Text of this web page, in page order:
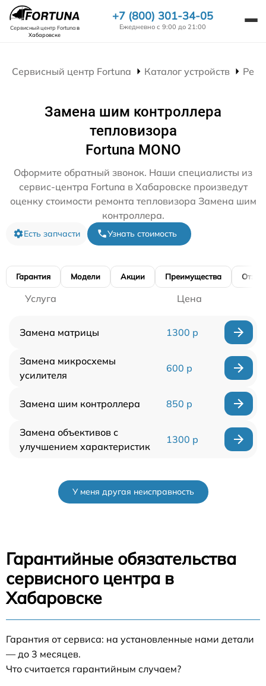
Сервисный центр Fortunaв
Хабаровске
+7 (800) 301-34-05
Ежедневно с 9:00 до 21:00
Сервисный центр Fortuna Каталог устройств
Замена шим контроллера
тепловизора
Fortuna MONO
Оформите обратный звонок. Наши специалисты из
сервис-центра Fortuna в Хабаровске произведут
оценку стоимости ремонта тепловизора Замена шим
контроллера.
Есть запчасти Узнать стоимость
Гарантия Модели Акции Преимущества
Услуга Цена
Замена матрицы 1300 р
Замена микросхемы
усилителя
600 р
Замена шим контроллера 850 р
Замена объективов с
улучшением характеристик
1300 р
У меня другая неисправность
Гарантийные обязательства
сервисного центра в
Хабаровске
Гарантия от сервиса: на установленные нами детали
— до 3 месяцев.
Что считается гарантийным случаем?